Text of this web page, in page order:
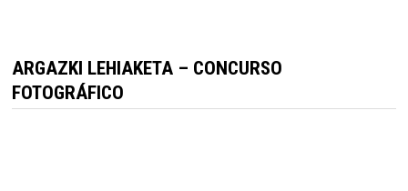
ARGAZKI LEHIAKETA – CONCURSO
FOTOGRÁFICO